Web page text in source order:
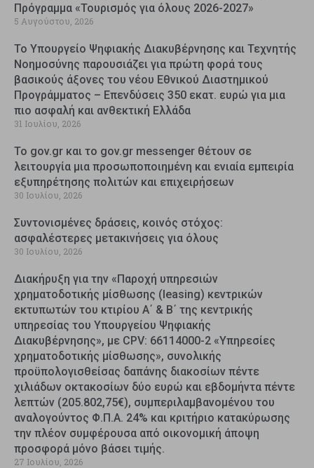
Πρόγραμμα «Τουρισμός για όλους 2026-2027»
5 Αυγούστου, 2026
Το Υπουργείο Ψηφιακής Διακυβέρνησης και Τεχνητής
Νοημοσύνης παρουσιάζει για πρώτη φορά τους
βασικούς άξονες του νέου Εθνικού Διαστημικού
Προγράμματος – Επενδύσεις 350 εκατ. ευρώ για μια
πιο ασφαλή και ανθεκτική Ελλάδα
31 Ιουλίου, 2026
Το gov.gr και το gov.gr messenger θέτουν σε
λειτουργία μια προσωποποιημένη και ενιαία εμπειρία
εξυπηρέτησης πολιτών και επιχειρήσεων
30 Ιουλίου, 2026
Συντονισμένες δράσεις, κοινός στόχος:
ασφαλέστερες μετακινήσεις για όλους
30 Ιουλίου, 2026
Διακήρυξη για την «Παροχή υπηρεσιών
χρηματοδοτικής μίσθωσης (leasing) κεντρικών
εκτυπωτών του κτιρίου Α΄ & Β΄ της κεντρικής
υπηρεσίας του Υπουργείου Ψηφιακής
Διακυβέρνησης», με CPV: 66114000-2 «Υπηρεσίες
χρηματοδοτικής μίσθωσης», συνολικής
προϋπολογισθείσας δαπάνης διακοσίων πέντε
χιλιάδων οκτακοσίων δύο ευρώ και εβδομήντα πέντε
λεπτών (205.802,75€), συμπεριλαμβανομένου του
αναλογούντος Φ.Π.Α. 24% και κριτήριο κατακύρωσης
την πλέον συμφέρουσα από οικονομική άποψη
προσφορά μόνο βάσει τιμής.
27 Ιουλίου, 2026